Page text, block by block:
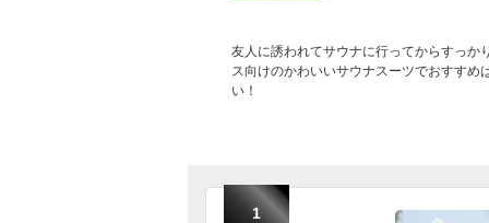
友人に誘われてサウナに行ってからすっか
ス向けのかわいいサウナスーツでおすす
い！
1